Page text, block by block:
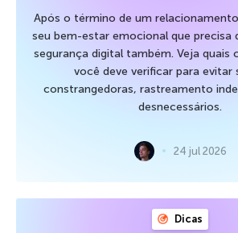
Após o término de um
seu bem-estar emocional que precisa
segurança digital também. Veja quais
você deve verificar para evitar
constrangedoras, rastreamento
desnecessários.
24 jul 2026
Dicas